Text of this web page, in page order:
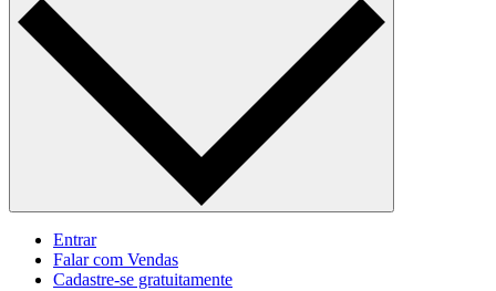
Entrar
Falar com Vendas
Cadastre‐se gratuitamente